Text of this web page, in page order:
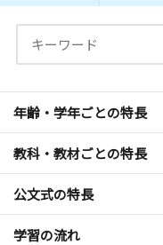
年齢・学年ごとの特長
教科・教材ごとの特長
公文式の特長
学習の流れ